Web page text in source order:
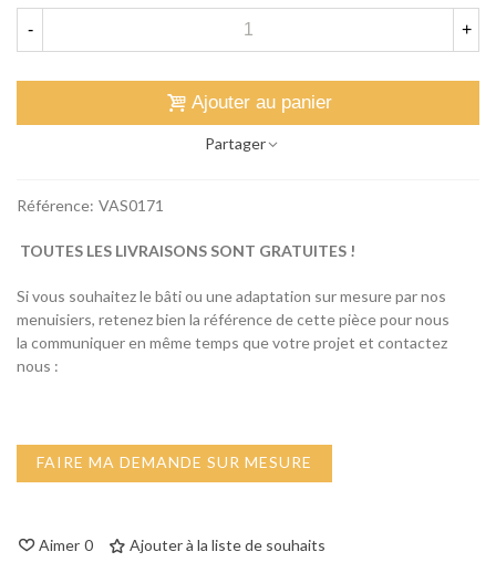
- +
Ajouter au panier
Partager
Référence: VAS0171
TOUTES LES LIVRAISONS SONT GRATUITES !
Si vous souhaitez le bâti ou une adaptation sur mesure par nos
menuisiers, retenez bien la référence de cette pièce pour nous
la communiquer en même temps que votre projet et contactez
nous :
FAIRE MA DEMANDE SUR MESURE
Aimer 0 Ajouter à la liste de souhaits